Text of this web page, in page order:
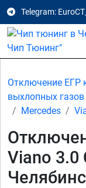
Telegram:
Отключение ЕГР
выхлопных газов
Mercedes
Viano 3.0